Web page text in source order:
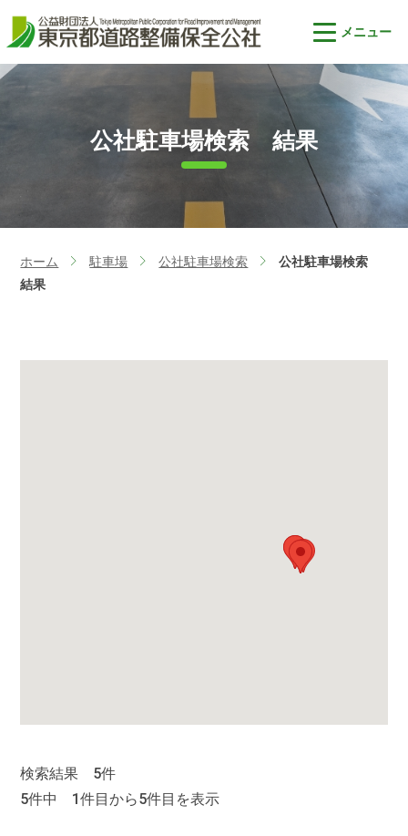
公社駐車場検索 結果
ホーム
駐車場
公社駐車場検索
公社駐車場検索
結果
検索結果 5件
5件中 1件目から5件目を表示